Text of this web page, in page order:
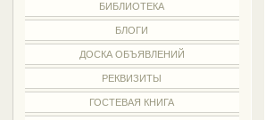
БИБЛИОТЕКА
БЛОГИ
ДОСКА ОБЪЯВЛЕНИЙ
РЕКВИЗИТЫ
ГОСТЕВАЯ КНИГА